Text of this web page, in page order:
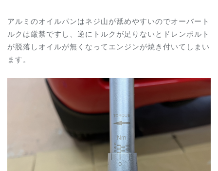
アルミのオイルパンはネジ山が舐めやすいのでオーバート
ルクは厳禁ですし、逆にトルクが足りないとドレンボルト
が脱落しオイルが無くなってエンジンが焼き付いてしまい
ます。